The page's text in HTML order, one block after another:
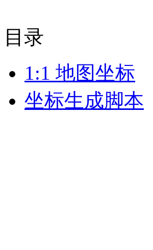
目录
1:1 地图坐标
坐标生成脚本